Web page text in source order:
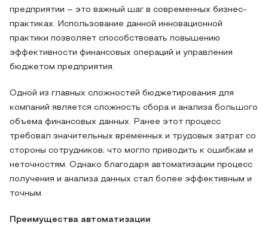
предприятии – это важный шаг в современных бизнес-
практиках. Использование данной инновационной
практики позволяет способствовать повышению
эффективности финансовых операций и управления
бюджетом предприятия.
Одной из главных сложностей бюджетирования для
компаний является сложность сбора и анализа большого
объема финансовых данных. Ранее этот процесс
требовал значительных временных и трудовых затрат со
стороны сотрудников, что могло приводить к ошибкам и
неточностям. Однако благодаря автоматизации процесс
получения и анализа данных стал более эффективным и
точным.
Преимущества автоматизации